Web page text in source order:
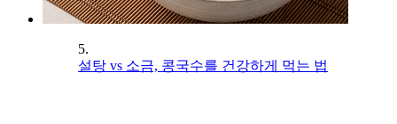
5.
설탕 vs 소금, 콩국수를 건강하게 먹는 법